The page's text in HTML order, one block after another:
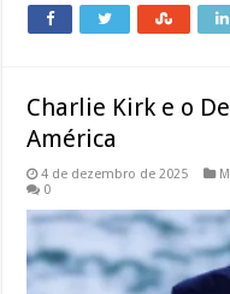
Charlie Kirk e o
América
4 de dezembro de 2025
0